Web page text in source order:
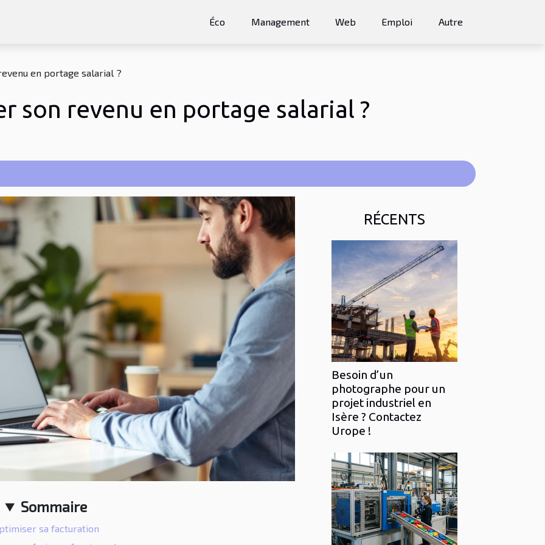
Éco Management Web Emploi Autre
en portage salarial ?
son revenu en portage salarial ?
Sommaire
sa facturation
RÉCENTS
Besoin d’un
photographe pour un
projet industriel en
Isère ? Contactez
Urope !